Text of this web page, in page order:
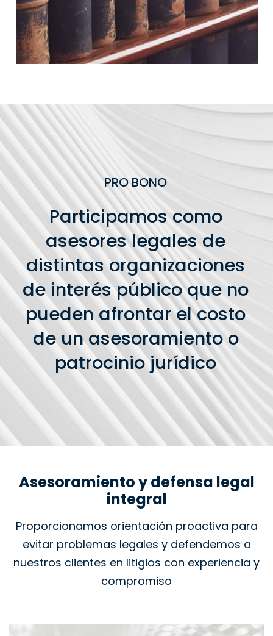
PRO BONO
Participamos como
asesores legales de
distintas organizaciones
de interés público que no
pueden afrontar el costo
de un asesoramiento o
patrocinio jurídico
Asesoramiento y defensa legal
integral
Proporcionamos orientación proactiva para
evitar problemas legales y defendemos a
nuestros clientes en litigios con experiencia y
compromiso